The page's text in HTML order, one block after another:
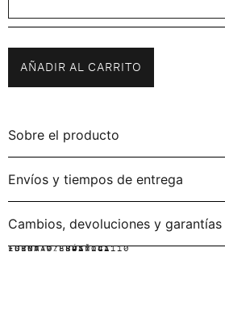
AÑADIR AL CARRITO
Sobre el producto
Envíos y tiempos de entrega
Cambios, devoluciones y garantías
IDIOMA:ESPAÑOL
FORMATO:RÚSTICA
ISBN: 9788417141110